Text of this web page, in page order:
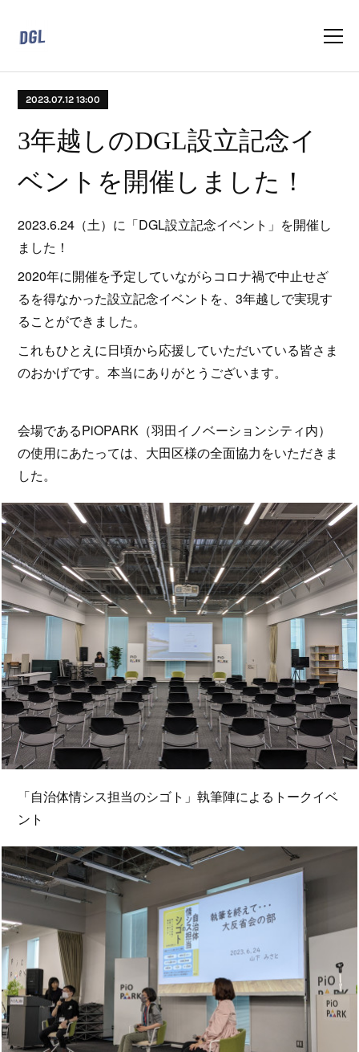
2023.07.12 13:00
3年越しのDGL設立記念イ
ベントを開催しました！
2023.6.24（土）に「DGL設立記念イベント」を開催し
ました！
2020年に開催を予定していながらコロナ禍で中止せざ
るを得なかった設立記念イベントを、3年越しで実現す
ることができました。
これもひとえに日頃から応援していただいている皆さま
のおかげです。本当にありがとうございます。
会場であるPiOPARK（羽田イノベーションシティ内）
の使用にあたっては、大田区様の全面協力をいただきま
した。
「自治体情シス担当のシゴト」執筆陣によるトークイベ
ント